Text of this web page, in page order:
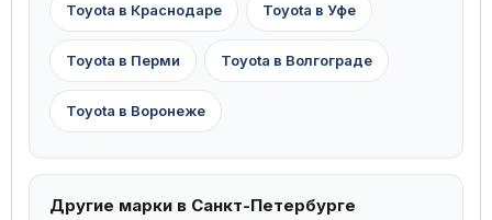
Toyota в Краснодаре Toyota в Уфе
Toyota в Перми Toyota в Волгограде
Toyota в Воронеже
Другие марки в Санкт-Петербурге